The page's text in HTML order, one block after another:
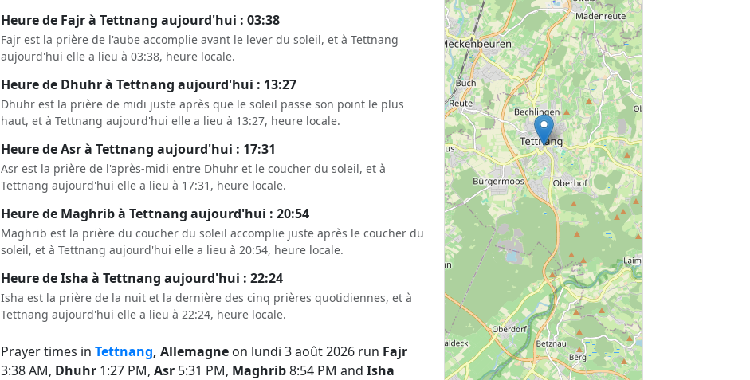
Heure de Fajr à Tettnang aujourd'hui : 03:38
Fajr est la prière de l'aube accomplie avant le lever du soleil, et à Tettnang
aujourd'hui elle a lieu à 03:38, heure locale.
Heure de Dhuhr à Tettnang aujourd'hui : 13:27
Dhuhr est la prière de midi juste après que le soleil passe son point le plus
haut, et à Tettnang aujourd'hui elle a lieu à 13:27, heure locale.
Heure de Asr à Tettnang aujourd'hui : 17:31
Asr est la prière de l'après-midi entre Dhuhr et le coucher du soleil, et à
Tettnang aujourd'hui elle a lieu à 17:31, heure locale.
Heure de Maghrib à Tettnang aujourd'hui : 20:54
Maghrib est la prière du coucher du soleil accomplie juste après le coucher du
soleil, et à Tettnang aujourd'hui elle a lieu à 20:54, heure locale.
Heure de Isha à Tettnang aujourd'hui : 22:24
Isha est la prière de la nuit et la dernière des cinq prières quotidiennes, et à
Tettnang aujourd'hui elle a lieu à 22:24, heure locale.
Prayer times in Tettnang, Allemagne on lundi 3 août 2026 run Fajr
3:38 AM, Dhuhr 1:27 PM, Asr 5:31 PM, Maghrib8:54 PM and Isha